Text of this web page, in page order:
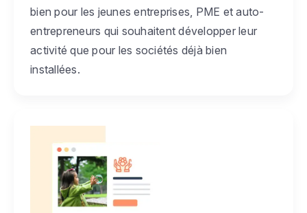
bien pour les jeunes entreprises, PME et auto-
entrepreneurs qui souhaitent développer leur
activité que pour les sociétés déjà bien
installées.